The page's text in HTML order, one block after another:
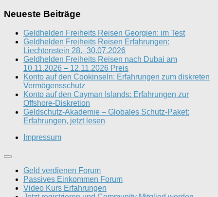
Neueste Beiträge
Geldhelden Freiheits Reisen Georgien: im Test
Geldhelden Freiheits Reisen Erfahrungen:
Liechtenstein 28.–30.07.2026
Geldhelden Freiheits Reisen nach Dubai am
10.11.2026 – 12.11.2026 Preis
Konto auf den Cookinseln: Erfahrungen zum diskreten
Vermögensschutz
Konto auf den Cayman Islands: Erfahrungen zur
Offshore-Diskretion
Geldschutz-Akademie – Globales Schutz-Paket:
Erfahrungen, jetzt lesen
Impressum
Geld verdienen Forum
Passives Einkommen Forum
Video Kurs Erfahrungen